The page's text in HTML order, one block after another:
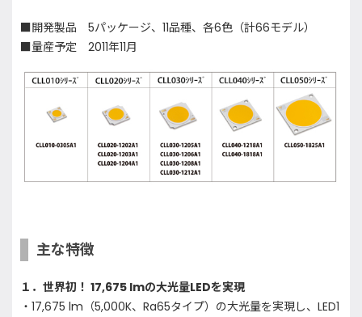
■開発製品 5パッケージ、11品種、各6色（計66モデル）
■量産予定 2011年11月
主な特徴
１．世界初！ 17,675 lmの大光量LEDを実現
・17,675 lm（5,000K、Ra65タイプ）の大光量を実現し、LED1